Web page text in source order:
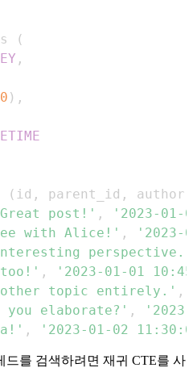
(
,
) ,
( id , parent_id , author
post!' ,
'2023-01-
with Alice!' ,
'2023-
perspective.'
too!' ,
'2023-01-01
topic entirely.' ,
you elaborate?' ,
, '2023-01-02
드를 검색하려면 재귀 CTE를 사